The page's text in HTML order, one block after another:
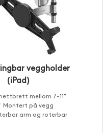
veggholder
(iPad)
mellom 7-11"
Montert på vegg
arm og roterbar